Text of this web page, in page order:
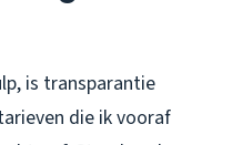
is transparantie
die ik vooraf